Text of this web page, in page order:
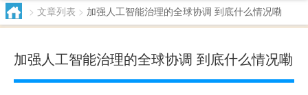
> 文章列表 > 加强人工智能治理的全球协调 到底什么情况嘞
加强人工智能治理的全球协调 到底什么情况嘞